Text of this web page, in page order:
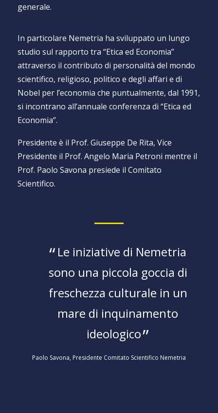
generale.
In particolare Nemetria ha sviluppato un lungo
studio sul rapporto tra “Etica ed Economia”
attraverso il contributo di personalità del mondo
scientifico, religioso, politico e degli affari e di
Nobel per l’economia che puntualmente, dal 1991,
si incontrano all’annuale conferenza di “Etica ed
Economia”.
Presidente è il Prof. Giuseppe De Rita, Vice
Presidente il Prof. Angelo Maria Petroni mentre il
Prof. Paolo Savona presiede il Comitato
Scientifico.
Le iniziative di Nemetria
sono una piccola goccia di
freschezza culturale in un
mare di inquinamento
ideologico
Paolo Savona, Presidente Comitato Scientifico Nemetria